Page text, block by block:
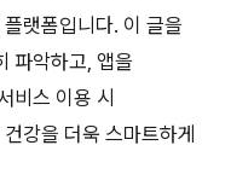
랫폼입니다. 이 글을
파악하고, 앱을
비스 이용 시
강을 더욱 스마트하게